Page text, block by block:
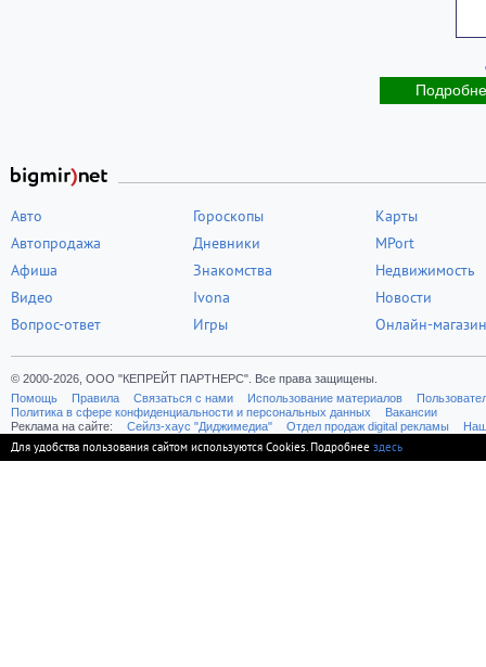
Авто
Автопродажа
Афиша
Видео
Вопрос-ответ
Гороскопы
Дневники
Знакомства
Ivona
Игры
Карты
MPort
Недвижимость
Новости
Онлайн-магазин
© 2000-2026, ООО "КЕПРЕЙТ ПАРТНЕРС". Все права защищены.
Помощь
Правила Связаться с нами Использование материалов
Политика в сфере конфиденциальности и персональных данных
Вакансии
Реклама на сайте:
Cейлз-хаус "Диджимедиа" Отдел продаж digital рекламы
Для удобства пользования сайтом используются Cookies. Подробнее здесь